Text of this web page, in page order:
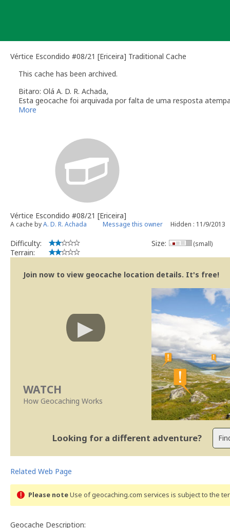
Vértice Escondido #08/21 [Ericeira] Traditional Cache
This cache has been archived.
Bitaro: Olá A. D. R. Achada,
Esta geocache foi arquivada por falta de uma resposta
Verifique a secção das
Geocaching.com Volunteer Geocache Reviewer
Revisor Voluntário em Geocaching.com
More
Vértice Escondido #08/21 [Ericeira]
A cache byA. D. R. Achada Message this owner Hidden : 11/9/2013
Difficulty:
Terrain:
Size: (small)
Join now to view geocache location details. It's free!
WATCH
How Geocaching Works
Looking for a different adventure?
Related Web Page
Please noteUse of geocaching.com services is subject to the
Geocache Description: